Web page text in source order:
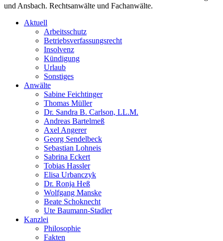
und Ansbach. Rechtsanwälte und Fachanwälte.
Aktuell
Arbeitsschutz
Betriebsverfassungsrecht
Insolvenz
Kündigung
Urlaub
Sonstiges
Anwälte
Sabine Feichtinger
Thomas Müller
Dr. Sandra B. Carlson, LL.M.
Andreas Bartelmeß
Axel Angerer
Georg Sendelbeck
Sebastian Lohneis
Sabrina Eckert
Tobias Hassler
Elisa Urbanczyk
Dr. Ronja Heß
Wolfgang Manske
Beate Schoknecht
Ute Baumann-Stadler
Kanzlei
Philosophie
Fakten